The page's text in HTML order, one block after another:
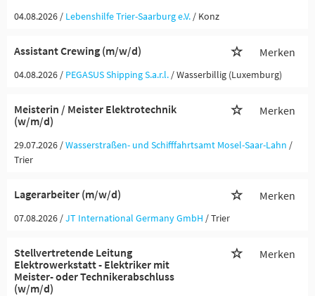
04.08.2026 / Lebenshilfe Trier-Saarburg e.V. / Konz
Assistant Crewing (m/w/d) Merken
04.08.2026 / PEGASUS Shipping S.a.r.l. / Wasserbillig (Luxemburg)
Meisterin / Meister Elektrotechnik
(w/m/d)
Merken
29.07.2026 /Wasserstraßen- und Schifffahrtsamt Mosel-Saar-Lahn /
Trier
Lagerarbeiter (m/w/d) Merken
07.08.2026 /JT International Germany GmbH / Trier
Stellvertretende Leitung
Elektrowerkstatt - Elektriker mit
Meister- oder Technikerabschluss
(w/m/d)
Merken